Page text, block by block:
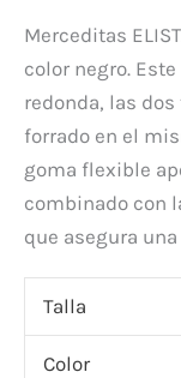
Merceditas
color negro.
redonda, las
forrado en el
goma flexible
combinado con
que asegura
Talla
Color